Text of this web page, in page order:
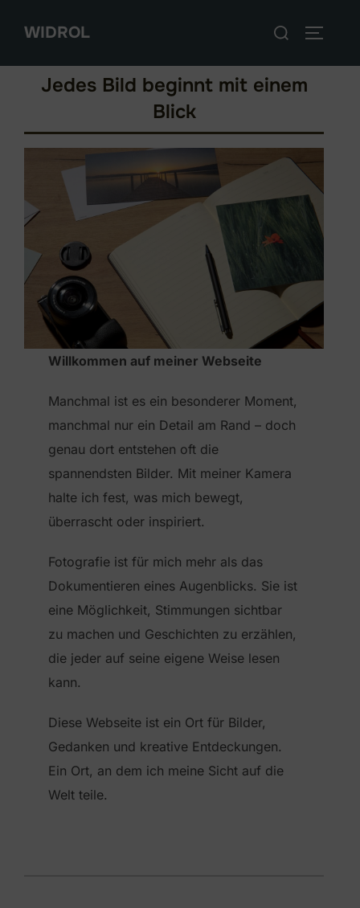
InhaltWIDROL
Suchen
Jedes Bild beginnt mit einem
Blick
Willkommen auf meiner Webseite
Manchmal ist es ein besonderer Moment,
manchmal nur ein Detail am Rand – doch
genau dort entstehen oft die
spannendsten Bilder. Mit meiner Kamera
halte ich fest, was mich bewegt,
überrascht oder inspiriert.
Fotografie ist für mich mehr als das
Dokumentieren eines Augenblicks. Sie ist
eine Möglichkeit, Stimmungen sichtbar
zu machen und Geschichten zu erzählen,
die jeder auf seine eigene Weise lesen
kann.
Diese Webseite ist ein Ort für Bilder,
Gedanken und kreative Entdeckungen.
Ein Ort, an dem ich meine Sicht auf die
Welt teile.